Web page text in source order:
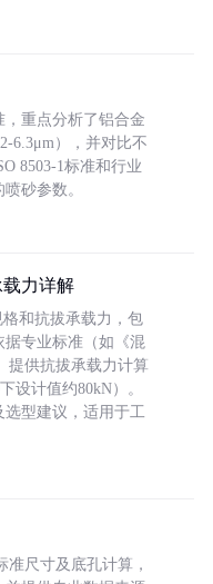
重点分析了铝合金
6.3μm），并对比不
8503-1标准和行业
砂参数。
力详解
和抗拔承载力，包
专业标准（如《混
提供抗拔承载力计算
设计值约80kN）。
选型建议，适用于工
准尺寸及底孔计算，